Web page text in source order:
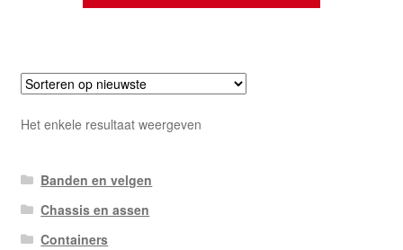
Het enkele resultaat weergeven
Banden en velgen
Chassis en assen
Containers